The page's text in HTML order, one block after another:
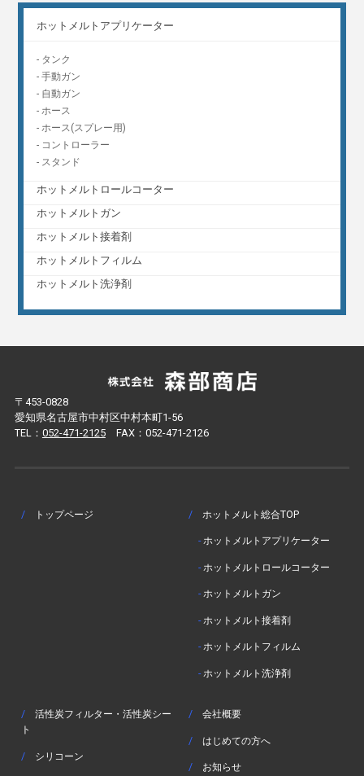
ホットメルトアプリケーター
- タンク
- 手動ガン
- 自動ガン
- ホース
- ホース(スプレー用)
- コントローラー
- スタンド
ホットメルトロールコーター
ホットメルトガン
ホットメルト接着剤
ホットメルトフィルム
ホットメルト洗浄剤
〒453-0828
愛知県名古屋市中村区中村本町1-56
TEL： 052-471-2125FAX：052-471-2126
/ トップページ / ホットメルト総合TOP
-ホットメルトアプリケーター
- ホットメルトロールコーター
-ホットメルトガン
- ホットメルト接着剤
-ホットメルトフィルム
- ホットメルト洗浄剤
/ 活性炭フィルター・活性炭シー
ト
/ シリコーン
/ 会社概要
/ はじめての方へ
/ お知らせ